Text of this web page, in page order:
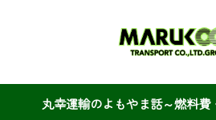
丸幸運輸のよもやま話～燃料費